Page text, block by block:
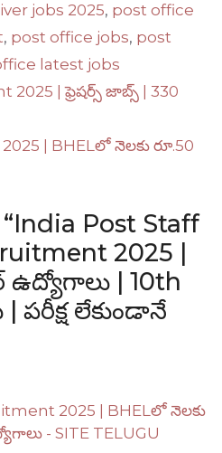
jobs 2025, post office
, post office jobs, post
latest jobs
| ఫ్రెషర్స్ జాబ్స్ | 330
| BHELలో నెలకు రూ.50
Post Staff
2025 |
| 10th
లేకుండానే
2025 | BHELలో నెలకు
- SITE TELUGU